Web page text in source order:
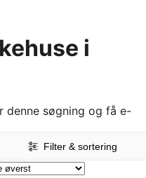
i
denne søgning og få e-
Filter & sortering